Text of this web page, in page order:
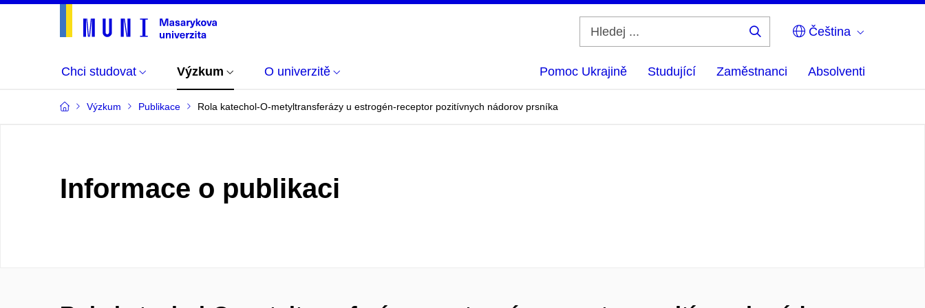
Čeština
Chci studovat Výzkum O univerzitě Pomoc Ukrajině Studující Zaměstnanci Absolventi
Výzkum Publikace Rola katechol-O-metyltransferázy u estrogén-receptor pozitívnych nádorov prsníka
Informace o publikaci